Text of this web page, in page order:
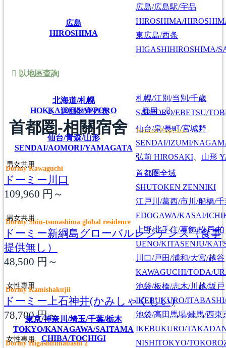
広島
HIROSHIMA
広島/広島駅/宇品
HIROSHIMA/
東広島/西条
HIGASHIHIROSHIMA/
以地區查詢
北海道/札幌
HOKKAIDO/SAPPORO
札幌/江別/当別/千歳
SAPPORO/EBETSU/
仙台/青森/山形
SENDAI/AOMORI/YAMAGATA
仙台/泉/長町/宮城野
SENDAI/IZUMI/
弘前 HIROSAKI 山形
東京/神奈川/埼玉/千葉/栃木
TOKYO/KANAGAWA/SAITAMA
CHIBA/TOCHIGI
首都圏全域
SHUTOKEN ZENNIKI
江戸川/葛西/市川/船橋/千
EDOGAWA/KASAI/
上野/北千住/葛飾/松戸/柏
UENO/KITASENJU/
川口/戸田/浦和/大宮/越谷
KAWAGUCHI/TODA/
池袋/板橋/志木/川越/坂戸
IKEBUKURO/
池袋/高田馬場/練馬/西東
IKEBUKURO/
NISHITOKYO/
返回財產列表 應用
首都圏-相關宿舍 Related Properties
男女共用
Dormy Kawaguchi
ドーミー川口
109,960 円～
男女共用
Dormy Shin-tsunashima global residence
ドーミー新綱島グローバルレジデンス（食事
提供無し）
48,500 円～
女性專用
Dormy Kamishakujii
ドーミー上石神井(かみしゃくじい)
78,700円～
女性專用
Dormy Higashifunabashi 2